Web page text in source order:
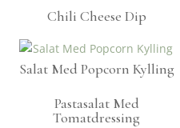
Chili Cheese Dip
Salat Med Popcorn Kylling
Pastasalat Med
Tomatdressing